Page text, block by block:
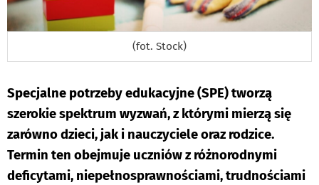
(fot. Stock)
Specjalne potrzeby edukacyjne (SPE) tworzą
szerokie spektrum wyzwań, z którymi mierzą się
zarówno dzieci, jak i nauczyciele oraz rodzice.
Termin ten obejmuje uczniów z różnorodnymi
deficytami, niepełnosprawnościami, trudnościami